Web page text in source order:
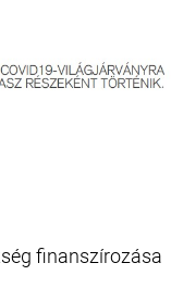
finanszírozása